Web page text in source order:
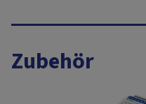
Zubehör